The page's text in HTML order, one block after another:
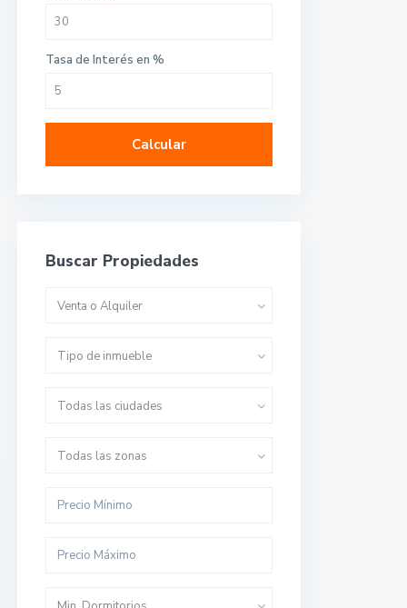
Tasa de Interés en %
Calcular
Buscar Propiedades
Venta o Alquiler
Tipo de inmueble
Todas las ciudades
Todas las zonas